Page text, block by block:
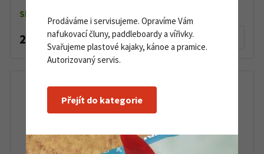
Skladem
285 Kč Detail produktu
Prodáváme i servisujeme. Opravíme Vám
nafukovací čluny, paddleboardy a vířivky.
Svařujeme plastové kajaky, kánoe a pramice.
Autorizovaný servis.
Přejít do kategorie